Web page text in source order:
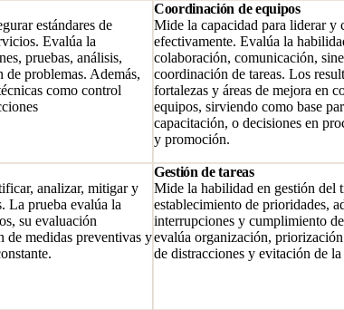
estándares de
Evalúa la
pruebas, análisis,
problemas. Además,
como control
Coordinación de equipos
Mide la capacidad para liderar y
efectivamente. Evalúa la
colaboración, comunicación,
coordinación de tareas. Los
fortalezas y áreas de mejora en
equipos, sirviendo como base
capacitación, o decisiones en
y promoción.
analizar, mitigar y
La prueba evalúa la
su evaluación
de medidas preventivas y
Gestión de tareas
Mide la habilidad en gestión del
establecimiento de prioridades,
interrupciones y cumplimiento
evalúa organización,
de distracciones y evitación de